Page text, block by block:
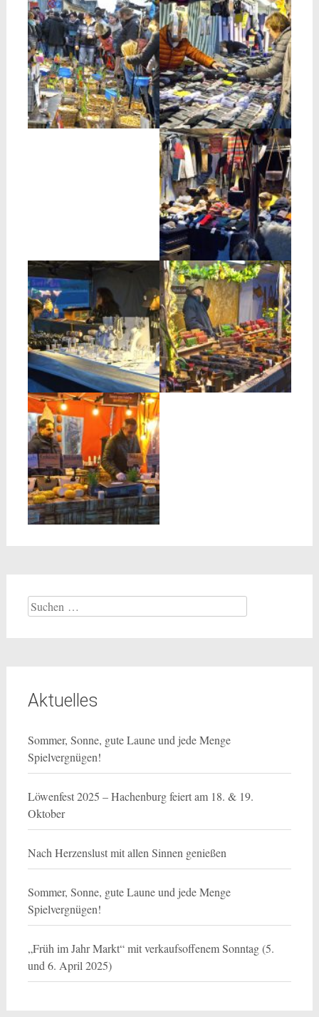
Suchen
nach:
Aktuelles
Sommer, Sonne, gute Laune und jede Menge
Spielvergnügen!
Löwenfest 2025 – Hachenburg feiert am 18. & 19.
Oktober
Nach Herzenslust mit allen Sinnen genießen
Sommer, Sonne, gute Laune und jede Menge
Spielvergnügen!
„Früh im Jahr Markt“ mit verkaufsoffenem Sonntag (5.
und 6. April 2025)